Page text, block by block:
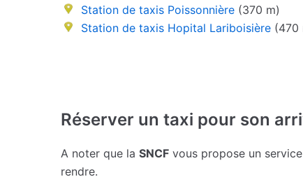
Station de taxis Poissonnière (370 m)
Station de taxis Hopital Lariboisière (470
Réserver un taxi pour son
A noter que la SNCF vous propose un
rendre.